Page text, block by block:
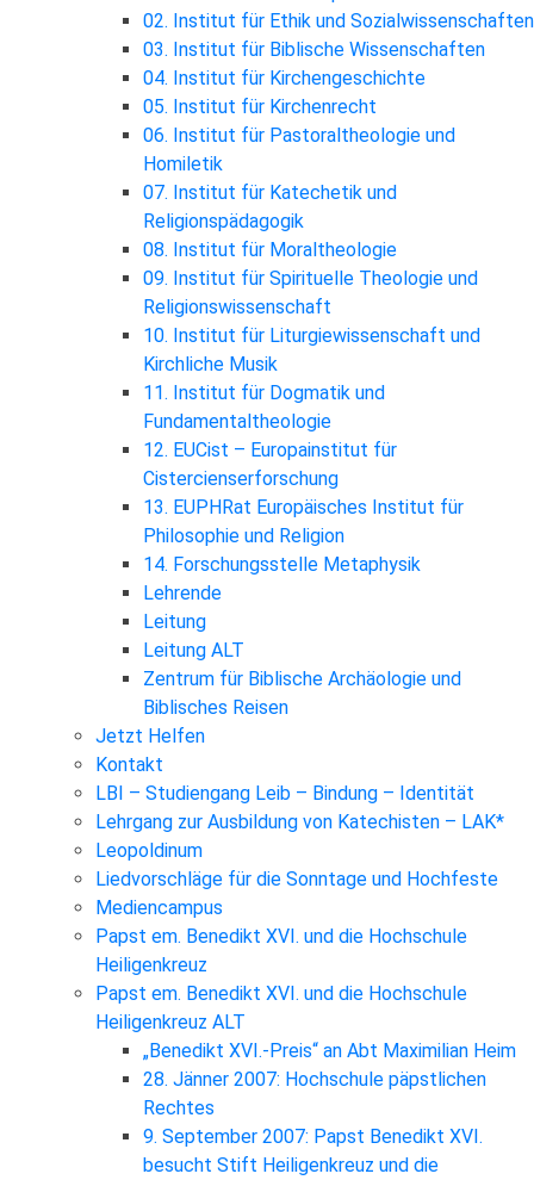
02. Institut für Ethik und Sozialwissenschaften
03. Institut für Biblische Wissenschaften
04. Institut für Kirchengeschichte
05. Institut für Kirchenrecht
06. Institut für Pastoraltheologie und
Homiletik
07. Institut für Katechetik und
Religionspädagogik
08. Institut für Moraltheologie
09. Institut für Spirituelle Theologie und
Religionswissenschaft
10. Institut für Liturgiewissenschaft und
Kirchliche Musik
11. Institut für Dogmatik und
Fundamentaltheologie
12. EUCist – Europainstitut für
Cistercienserforschung
13. EUPHRat Europäisches Institut für
Philosophie und Religion
14. Forschungsstelle Metaphysik
Lehrende
Leitung
Leitung ALT
Zentrum für Biblische Archäologie und
Biblisches Reisen
Jetzt Helfen
Kontakt
LBI – Studiengang Leib – Bindung – Identität
Lehrgang zur Ausbildung von Katechisten – LAK*
Leopoldinum
Liedvorschläge für die Sonntage und Hochfeste
Mediencampus
Papst em. Benedikt XVI. und die Hochschule
Heiligenkreuz
Papst em. Benedikt XVI. und die Hochschule
Heiligenkreuz ALT
„Benedikt XVI.-Preis“ an Abt Maximilian Heim
28. Jänner 2007: Hochschule päpstlichen
Rechtes
9. September 2007: Papst Benedikt XVI.
besucht Stift Heiligenkreuz und die